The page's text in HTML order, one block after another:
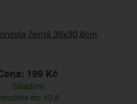
černá 39x30,6cm
199 Kč
Skladem
do: 10.8.